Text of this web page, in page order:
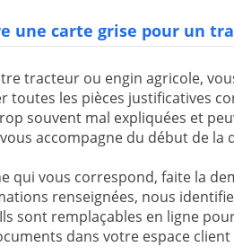
une carte grise pour un
tracteur ou engin agricole,
toutes les pièces justificatives
souvent mal expliquées et
accompagne du début de la
qui vous correspond, faite la
renseignées, nous
sont remplaçables en ligne
dans votre espace